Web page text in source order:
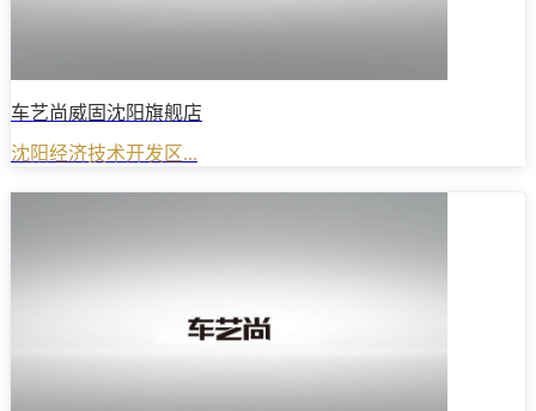
车艺尚威固沈阳旗舰店
沈阳经济技术开发区...